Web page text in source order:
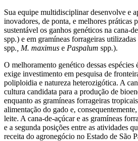
Sua equipe multidisciplinar desenvolve e
inovadores, de ponta, e melhores práticas
sustentável os ganhos genéticos na cana-
spp.) e em gramíneas forrageiras utilizadas
spp., M. maximus e Paspalum spp.).
O melhoramento genético dessas espécies
exige investimento em pesquisa de
poliploidia e natureza heterozigótica. A
cultura candidata para a produção de
enquanto as gramíneas forrageiras
alimentação do gado e,
leite. A cana-de-açúcar e as gramíneas
e a segunda posições entre as atividades
receita do agronegócio no Estado de São